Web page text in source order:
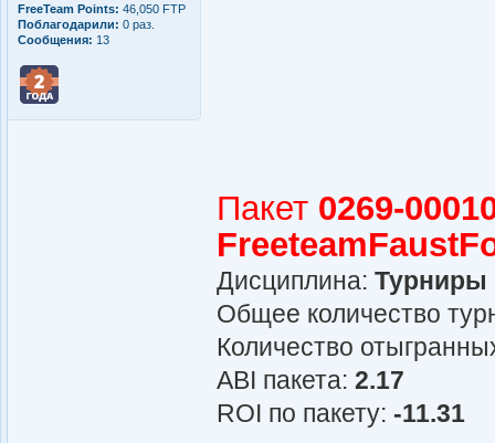
FreeTeam Points: 46,050 FTP
Поблагодарили: 0 раз.
Сообщения: 13
Пакет 0269-
Дисциплина: Турниры
Общее количество
Количество
АBI пакета: 2.17
ROI по пакету: -11.31